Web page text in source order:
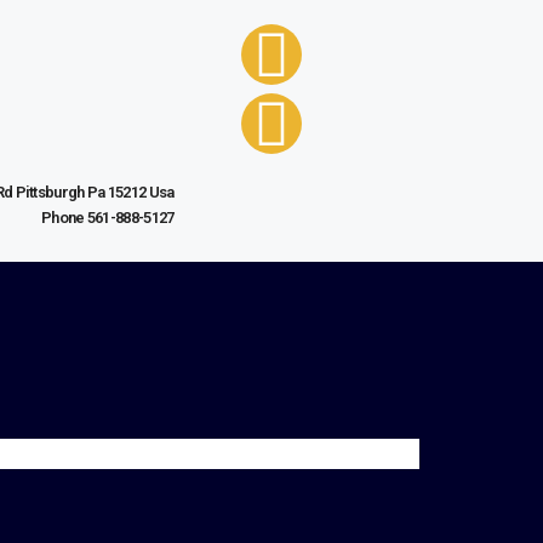
Pittsburgh Pa 15212 Usa
Phone 561-888-5127